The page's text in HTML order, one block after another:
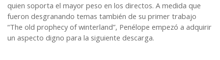
quien soporta el mayor peso en los directos. A medida que
fueron desgranando temas también de su primer trabajo
“The old prophecy of winterland”, Penélope empezó a adquirir
un aspecto digno para la siguiente descarga.